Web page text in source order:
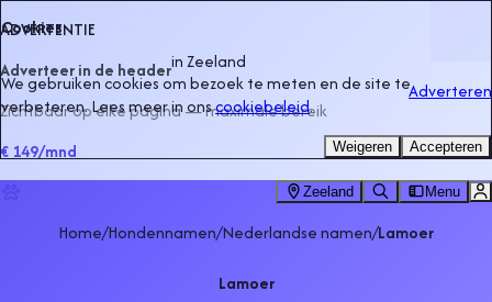
ADVERTENTIE
Adverteer in de headerinZeeland
Zichtbaar op elke pagina — maximale bereik
€ 149/mnd
Adverteren
Zeeland Menu
Home/Hondennamen/Nederlandse namen/Lamoer
Lamoer
Cookies
We gebruiken cookies om bezoek te meten en de site te
verbeteren. Lees meer in onscookiebeleid.
Weigeren Accepteren